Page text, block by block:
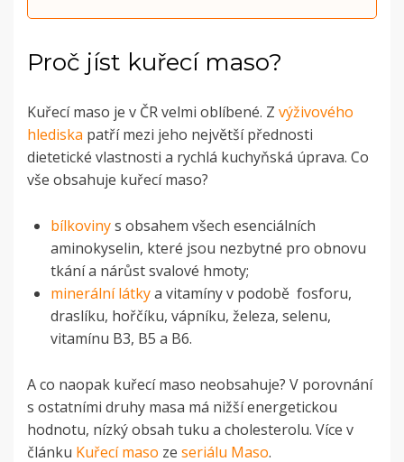
Proč jíst kuřecí maso?
Kuřecí maso je v ČR velmi oblíbené. Z výživového
hlediska patří mezi jeho největší přednosti
dietetické vlastnosti a rychlá kuchyňská úprava. Co
vše obsahuje kuřecí maso?
bílkovinys obsahem všech esenciálních
aminokyselin, které jsou nezbytné pro obnovu
tkání a nárůst svalové hmoty;
minerální látkya vitamíny v podobě fosforu,
draslíku, hořčíku, vápníku, železa, selenu,
vitamínu B3, B5 a B6.
A co naopak kuřecí maso neobsahuje? V porovnání
s ostatními druhy masa má nižší energetickou
hodnotu, nízký obsah tuku a cholesterolu. Více v
článku Kuřecí maso ze seriálu Maso.